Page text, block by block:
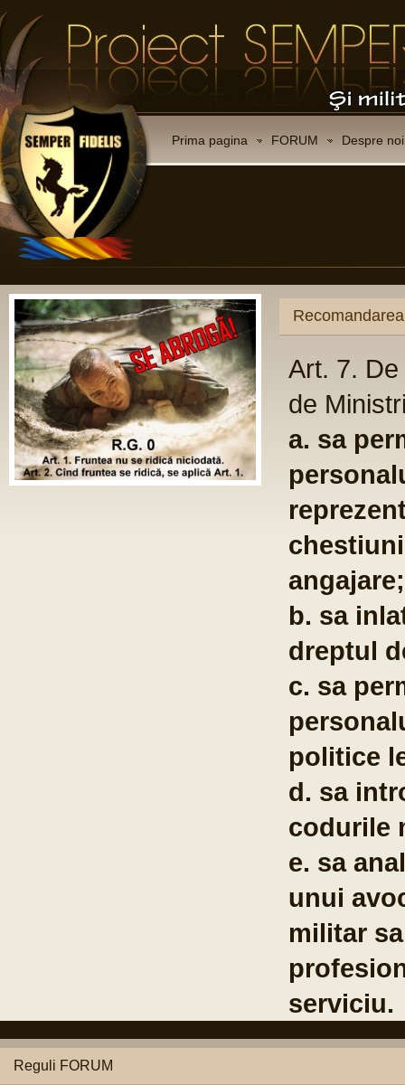
Prima pagina FORUM Despre noi
Art. 7.
de
a. sa
angajare;
b. sa
dreptul
c. sa
politice
d. sa
codurile
e. sa
unui
militar
serviciu.
Reguli FORUM